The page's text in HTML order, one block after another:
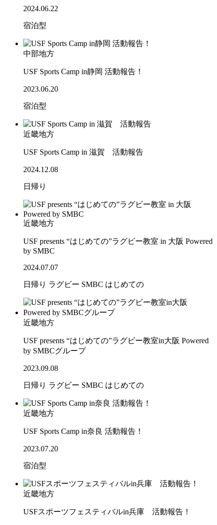
2024.06.22
宿泊型
中部地方
USF Sports Camp in静岡 活動報告！
2023.06.20
宿泊型
近畿地方
USF Sports Camp in 滋賀 活動報告
2024.12.08
日帰り
近畿地方
USF presents “はじめての”ラグビー教室 in 大阪 Powered
by SMBC
2024.07.07
日帰り ラグビー SMBC はじめての
近畿地方
USF presents “はじめての”ラグビー教室in大阪 Powered
by SMBCグループ
2023.09.08
日帰り ラグビー SMBC はじめての
近畿地方
USF Sports Camp in奈良 活動報告！
2023.07.20
宿泊型
近畿地方
USFスポーツフェスティバルin兵庫 活動報告！